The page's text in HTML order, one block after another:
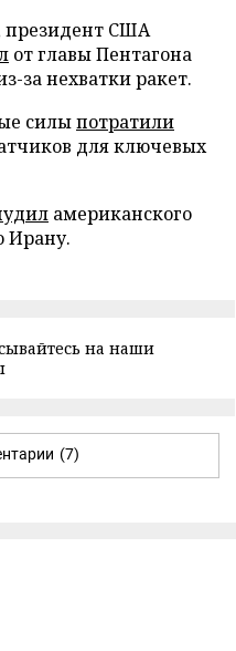
президент США
от главы Пентагона
за нехватки ракет.
силыпотратили
для ключевых
американского
Ирану.
на наши
(7)